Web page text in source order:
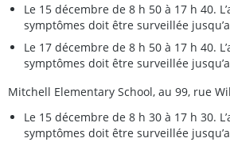
Le 15 décembre de 8 h 50 à 17 h 40.
symptômes doit être surveillée
Le 17 décembre de 8 h 50 à 17 h 40.
symptômes doit être surveillée
Mitchell Elementary School, au 99, rue
Le 15 décembre de 8 h 30 à 17 h 30.
symptômes doit être surveillée